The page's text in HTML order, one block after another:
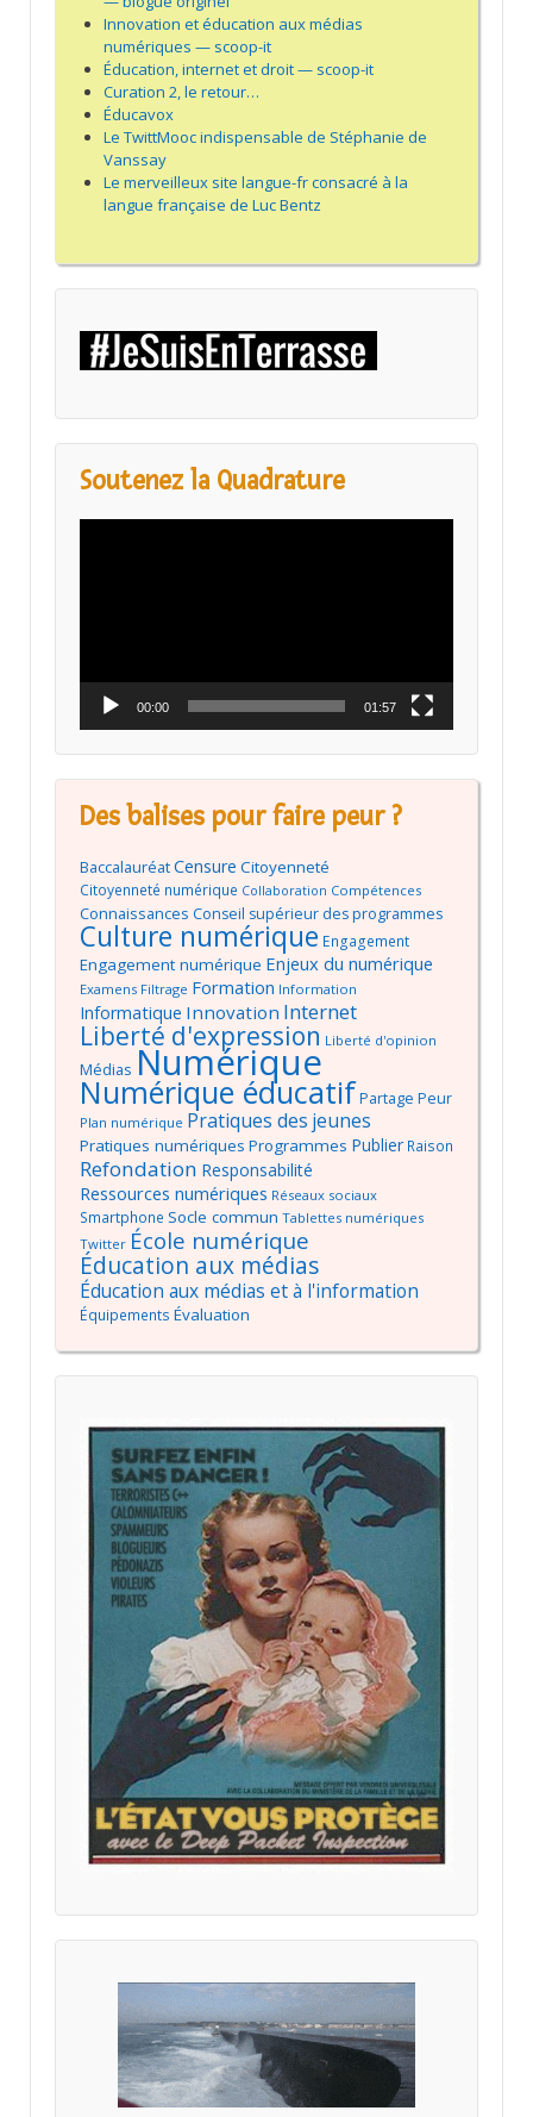
Innovation et éducation aux médias
numériques — scoop-it
Éducation, internet et droit — scoop-it
Curation 2, le retour…
Éducavox
Le TwittMooc indispensable de Stéphanie de
Vanssay
Le merveilleux site langue-fr consacré à la
langue française de Luc Bentz
Soutenez la Quadrature
00:00 01:57
Des balises pour faire peur ?
BaccalauréatCensure Citoyenneté
Citoyenneté numérique Collaboration Compétences
Connaissances Conseil supérieur des programmes
Culture numérique Engagement
Engagement numérique Enjeux du numérique
Examens Filtrage Formation Information
Informatique Innovation Internet
Liberté d'expression Liberté d'opinion
Médias Numérique
Numérique éducatifPartage Peur
Plan numérique Pratiques des jeunes
Pratiques numériques Programmes Publier Raison
Refondation Responsabilité
Ressources numériques Réseaux sociaux
Smartphone Socle commun Tablettes numériques
Twitter École numérique
Éducation aux médias
Éducation aux médias et à l'information
Équipements Évaluation